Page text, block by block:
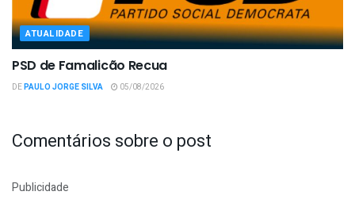
ATUALIDADE
PSD de Famalicão Recua
DEPAULO JORGE SILVA 05/08/2026
Comentários sobre o post
Publicidade